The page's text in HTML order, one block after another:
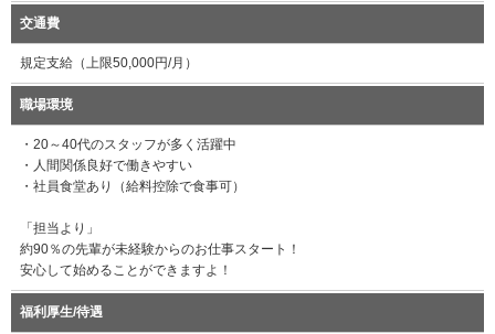
交通費
規定支給（上限50,000円/月）
職場環境
・20～40代のスタッフが多く活躍中
・人間関係良好で働きやすい
・社員食堂あり（給料控除で食事可）
「担当より」
約90％の先輩が未経験からのお仕事スタート！
安心して始めることができますよ！
福利厚生/待遇